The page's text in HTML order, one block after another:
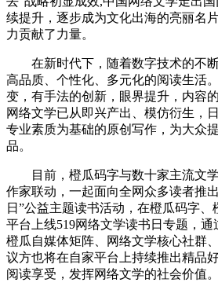
续提升，逐步成为文化出海的亮丽名
力贡献了力量。
在新时代下，随着数字技术的不
高品质、个性化、多元化的阅读生活
变，有手法的创新，眼界提升，内容
网络文学已从即兴产出、模仿衍生，
专业素质为基础的原创写作，为大众
品。
目前，橙瓜码字与数十家主流文
作家联动，一起面向全网众多读者推
日”公益主题读书活动，在橙瓜码字、
平台上线519网络文学读书日专题，通
橙瓜自媒体矩阵、网络文学核心社群
议方也将在自家平台上持续推出精品
阅读享受，发挥网络文学的社会价值。